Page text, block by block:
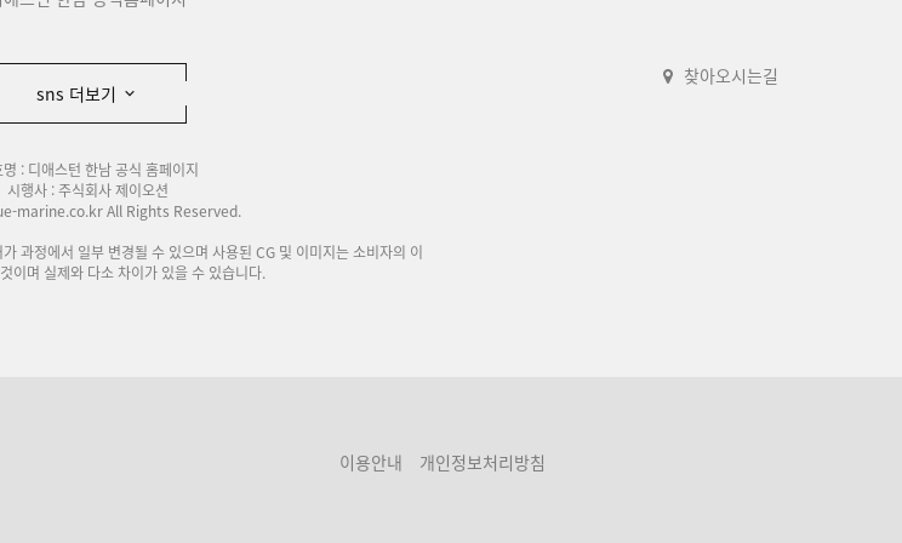
찾아오시는길
sns 더보기
: 디애스턴 한남 공식 홈페이지
시행사 : 주식회사 제이오션
marine.co.kr All Rights Reserved.
과정에서 일부 변경될 수 있으며 사용된 CG 및 이미지는 소비자의 이
이며 실제와 다소 차이가 있을 수 있습니다.
이용안내 개인정보처리방침